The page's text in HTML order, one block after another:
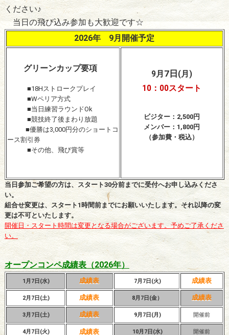
ください♪
当日の飛び込み参加も大歓迎です☆
2026年 9月開催予定
グリーンカップ要項
■18Hストロークプレイ
■Wペリア方式
■当日練習ラウンドOk
■競技終了後まわり放題
■優勝は3,000円分のショートコ
ース割引券
■その他、飛び賞等
9月 7日 (月)
10：00スタート
ビジター：2,500円
メンバー：1,800円
（参加費・税込）
当日参加ご希望の方は、スタート30分前までに受付へお申し込みくださ
い。
組合せ変更は、スタート1時間前までにお願いいたします。それ以降の変
更は不可といたします。
開催日・スタート時間は変更となる場合がございます。予めご了承くださ
い。
オープンコンペ成績表（2026年）
1月7日(水) 成績表 7月7日(火) 成績表
2月7日(土) 成績表 8月7日(金） 成績表
3月 7日 (土) 成績表 9月7日(月) 開催前
4月7日(火) 成績表 10月7日(水) 開催前